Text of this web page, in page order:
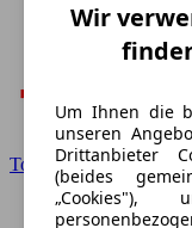
Toyota
Wir
Um Ihnen die
unseren
Drittanbieter
(beides
„Cookies"),